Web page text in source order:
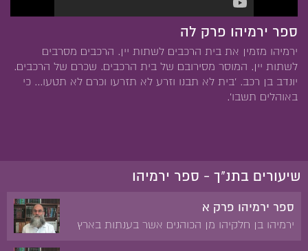
ספר ירמיהו פרק לה
ירמיהו מזמין את בית הרכבים לשתות יין. הרכבים מסרבים
לשתות יין. המוסר מסירובם של בית הרכבים. שכרם של הרכבים.
יונדב בן רכב. 'בית לא תבנו וזרע לא תזרעו וכרם לא תטעו... כי
באוהלים תשבו'.
שיעורים בתנ"ך - ספר ירמיהו
ספר ירמיהו פרק א
ירמיהו בן חלקיהו מן הכוהנים אשר בענתות בארץ